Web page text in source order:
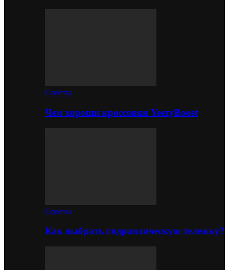
Советы
Чем хороши кроссовки YeezyBoost
Советы
Как выбрать гидравлическую тележку?